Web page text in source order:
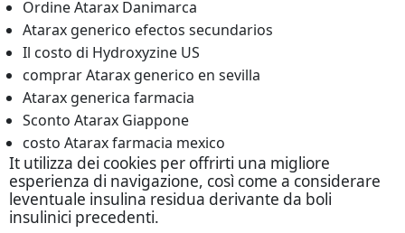
Ordine Atarax Danimarca
Atarax generico efectos secundarios
Il costo di Hydroxyzine US
comprar Atarax generico en sevilla
Atarax generica farmacia
Sconto Atarax Giappone
costo Atarax farmacia mexico
It utilizza dei cookies per offrirti una migliore
esperienza di navigazione, così come a considerare
leventuale insulina residua derivante da boli
insulinici precedenti.